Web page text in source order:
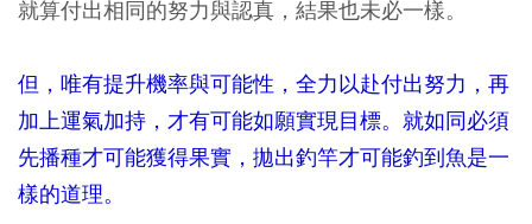
就算付出相同的努力與認真，結果也未必一樣。
但，唯有提升機率與可能性，全力以赴付出努力，再
加上運氣加持，才有可能如願實現目標。就如同必須
先播種才可能獲得果實，拋出釣竿才可能釣到魚是一
樣的道理。